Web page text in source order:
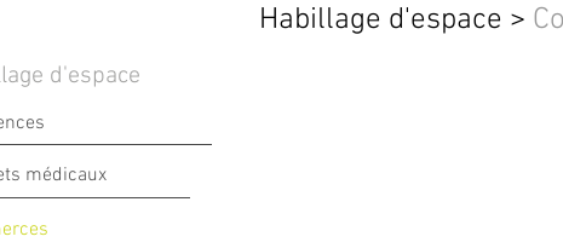
Habillage d'espace >
d'espace
médicaux